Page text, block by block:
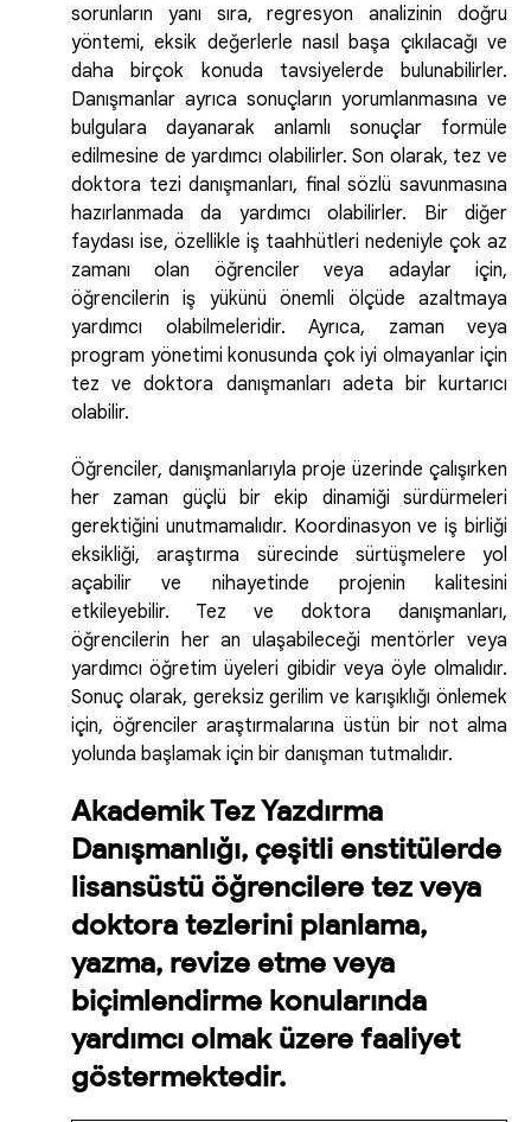
sorunların yanı sıra, regresyon analizinin doğru
yöntemi, eksik değerlerle nasıl başa çıkılacağı ve
daha birçok konuda tavsiyelerde bulunabilirler.
Danışmanlar ayrıca sonuçların yorumlanmasına ve
bulgulara dayanarak anlamlı sonuçlar formüle
edilmesine de yardımcı olabilirler. Son olarak, tez ve
doktora tezi danışmanları, final sözlü savunmasına
hazırlanmada da yardımcı olabilirler. Bir diğer
faydası ise, özellikle iş taahhütleri nedeniyle çok az
zamanı olan öğrenciler veya adaylar için,
öğrencilerin iş yükünü önemli ölçüde azaltmaya
yardımcı olabilmeleridir. Ayrıca, zaman veya
program yönetimi konusunda çok iyi olmayanlar için
tez ve doktora danışmanları adeta bir kurtarıcı
olabilir.
Öğrenciler, danışmanlarıyla proje üzerinde çalışırken
her zaman güçlü bir ekip dinamiği sürdürmeleri
gerektiğini unutmamalıdır. Koordinasyon ve iş birliği
eksikliği, araştırma sürecinde sürtüşmelere yol
açabilir ve nihayetinde projenin kalitesini
etkileyebilir. Tez ve doktora danışmanları,
öğrencilerin her an ulaşabileceği mentörler veya
yardımcı öğretim üyeleri gibidir veya öyle olmalıdır.
Sonuç olarak, gereksiz gerilim ve karışıklığı önlemek
için, öğrenciler araştırmalarına üstün bir not alma
yolunda başlamak için bir danışman tutmalıdır.
Akademik Tez Yazdırma
Danışmanlığı, çeşitli enstitülerde
lisansüstü öğrencilere tez veya
doktora tezlerini planlama,
yazma, revize etme veya
biçimlendirme konularında
yardımcı olmak üzere faaliyet
göstermektedir.